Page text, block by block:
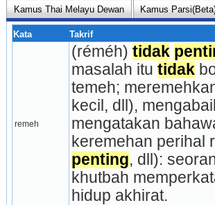
Kamus Thai Melayu Dewan
Kamus
Kata Takrif
remeh
(réméh) tidak
masalah itu tidak
temeh;
kecil, dll),
mengatakan
keremehan perihal
penting, dll):
khutbah
hidup akhirat.